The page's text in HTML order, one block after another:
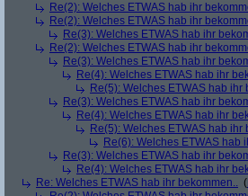
Re(2): Welches ETWAS hab ihr
Re(2): Welches ETWAS hab ihr
Re(3): Welches ETWAS hab ihr
Re(2): Welches ETWAS hab ihr
Re(3): Welches ETWAS hab ihr
Re(4): Welches ETWAS hab ihr
Re(5): Welches ETWAS hab ihr
Re(3): Welches ETWAS hab ihr
Re(4): Welches ETWAS hab ihr
Re(5): Welches ETWAS hab ihr
Re(6): Welches ETWAS hab
Re(3): Welches ETWAS hab ihr
Re(4): Welches ETWAS hab ihr
Re: Welches ETWAS hab ihr bekommen.. (